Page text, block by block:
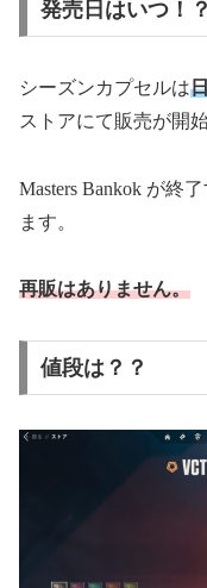
発売日はいつ！？
シーズンカプセルは
ストアにて販売が開
Masters Bankok が終
ます。
再販はありません。
値段は？？